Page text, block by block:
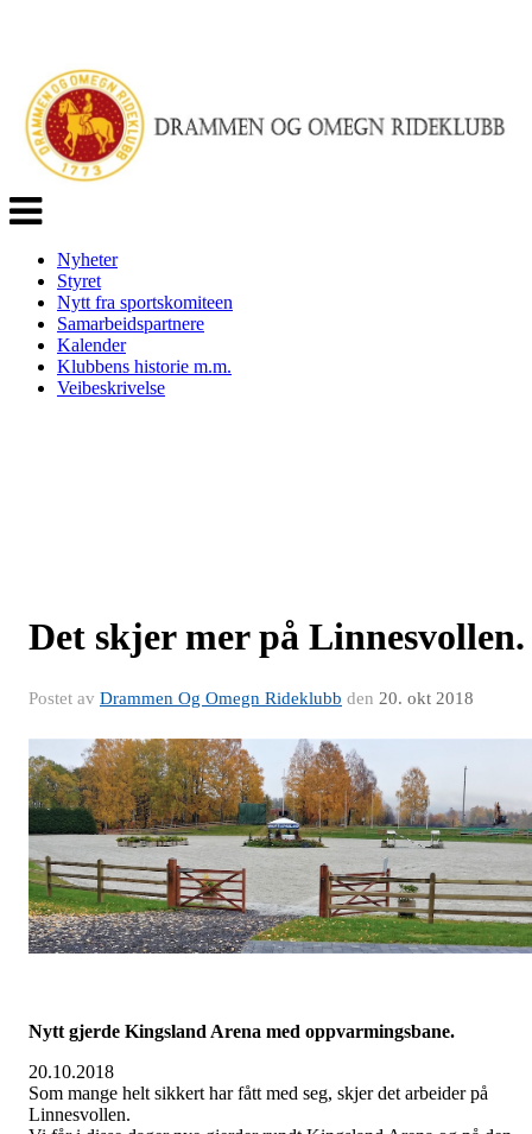
Veksle
navigasjon
Nyheter
Styret
Nytt fra sportskomiteen
Samarbeidspartnere
Kalender
Klubbens historie m.m.
Veibeskrivelse
Det skjer mer på Linnesvollen.
Postet av Drammen Og Omegn Rideklubb den 20. okt 2018
Nytt gjerde Kingsland Arena med oppvarmingsbane.
20.10.2018
Som mange helt sikkert har fått med seg, skjer det arbeider på
Linnesvollen.